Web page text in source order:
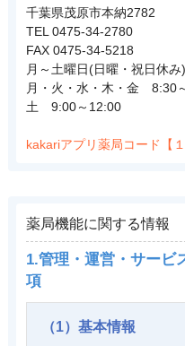
千葉県茂原市本納2782
TEL 0475-34-2780
FAX 0475-34-5218
月～土曜日(日曜・祝日休み)
月・火・水・木・金 8:30
土 9:00～12:00
kakariアプリ薬局コード【１
薬局機能に関する情報
1.管理・運営・サービ
項
（1）基本情報